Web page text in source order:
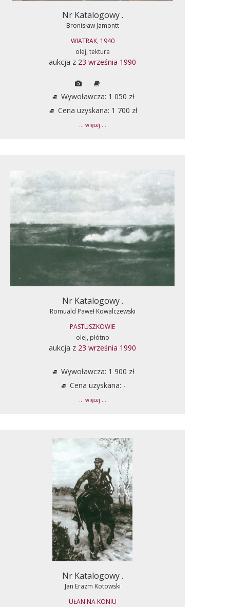
Nr Katalogowy .
Bronisław Jamontt
WIATRAK, 1940
olej, tektura
aukcja z 23 września 1990
Wywoławcza: 1 050 zł
Cena uzyskana: 1 700 zł
... więcej ...
Nr Katalogowy .
Romuald Paweł Kowalczewski
PASTUSZKOWIE
olej, płótno
aukcja z 23 września 1990
Wywoławcza: 1 900 zł
Cena uzyskana: -
... więcej ...
Nr Katalogowy .
Jan Erazm Kotowski
UŁAN NA KONIU